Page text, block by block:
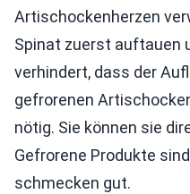
Artischockenherzen
Spinat zuerst auftauen
verhindert, dass der
gefrorenen
nötig. Sie können sie
Gefrorene Produkte
schmecken gut.